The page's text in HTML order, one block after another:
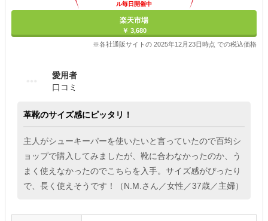
ル毎日開催中
楽天市場
￥ 3,680
※各社通販サイトの 2025年12月23日時点 での税込価格
愛用者
口コミ
革靴のサイズ感にピッタリ！
主人がシューキーパーを使いたいと言っていたので百均シ
ョップで購入してみましたが、靴に合わなかったのか、う
まく使えなかったのでこちらを入手。サイズ感がぴったり
で、長く使えそうです！（N.M.さん／女性／37歳／主婦）